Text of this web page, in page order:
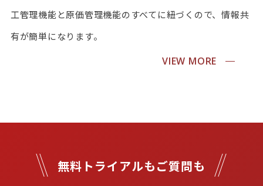
工管理機能と原価管理機能のすべてに紐づくので、情報共
有が簡単になります。
VIEW MORE
無料トライアルもご質問も